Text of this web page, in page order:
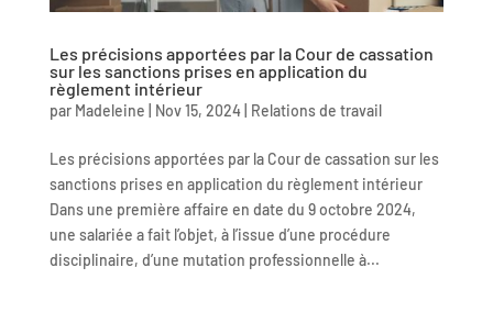
Les précisions apportées par la Cour de cassation
sur les sanctions prises en application du
règlement intérieur
par Madeleine Nov 15, 2024| Relations de travail
Les précisions apportées par la Cour de cassation sur les
sanctions prises en application du règlement intérieur
Dans une première affaire en date du 9 octobre 2024,
une salariée a fait l’objet, à l’issue d’une procédure
disciplinaire, d’une mutation professionnelle à...